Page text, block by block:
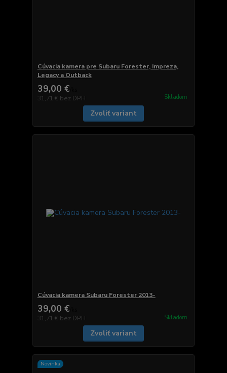
Cúvacia kamera pre Subaru Forester, Impreza,
Legacy a Outback
39,00 €
31,71 € bez DPH Skladom
Zvoliť variant
Cúvacia kamera Subaru Forester 2013-
39,00 €
31,71 € bez DPH Skladom
Zvoliť variant
Novinka